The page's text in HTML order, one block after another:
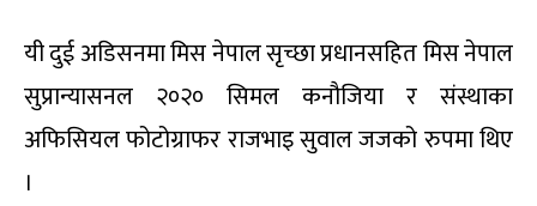
यी दुई अडिसनमा मिस नेपाल सृच्छा प्रधानसहित मिस नेपाल
सुप्रान्यासनल २०२० सिमल कनौजिया र संस्थाका
अफिसियल फोटोग्राफर राजभाइ सुवाल जजको रुपमा थिए
।